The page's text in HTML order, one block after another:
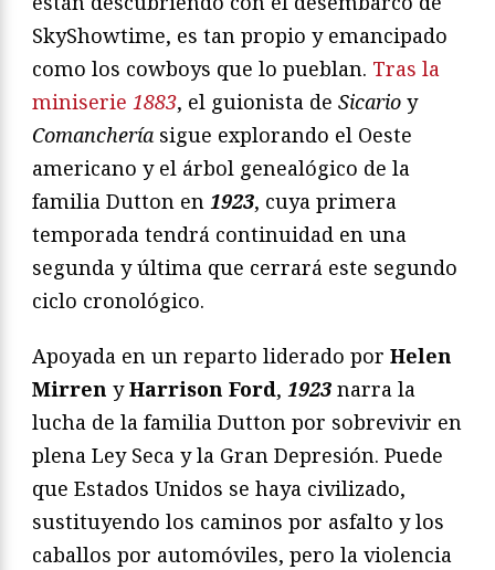
SkyShowtime, es tan propio y emancipado
como los cowboys que lo pueblan. Tras la
miniserie 1883, el guionista de Sicario y
Comanchería sigue explorando el Oeste
americano y el árbol genealógico de la
familia Dutton en 1923, cuya primera
temporada tendrá continuidad en una
segunda y última que cerrará este segundo
ciclo cronológico.
Apoyada en un reparto liderado por Helen
Mirren yHarrison Ford, 1923 narra la
lucha de la familia Dutton por sobrevivir en
plena Ley Seca y la Gran Depresión. Puede
que Estados Unidos se haya civilizado,
sustituyendo los caminos por asfalto y los
caballos por automóviles, pero la violencia